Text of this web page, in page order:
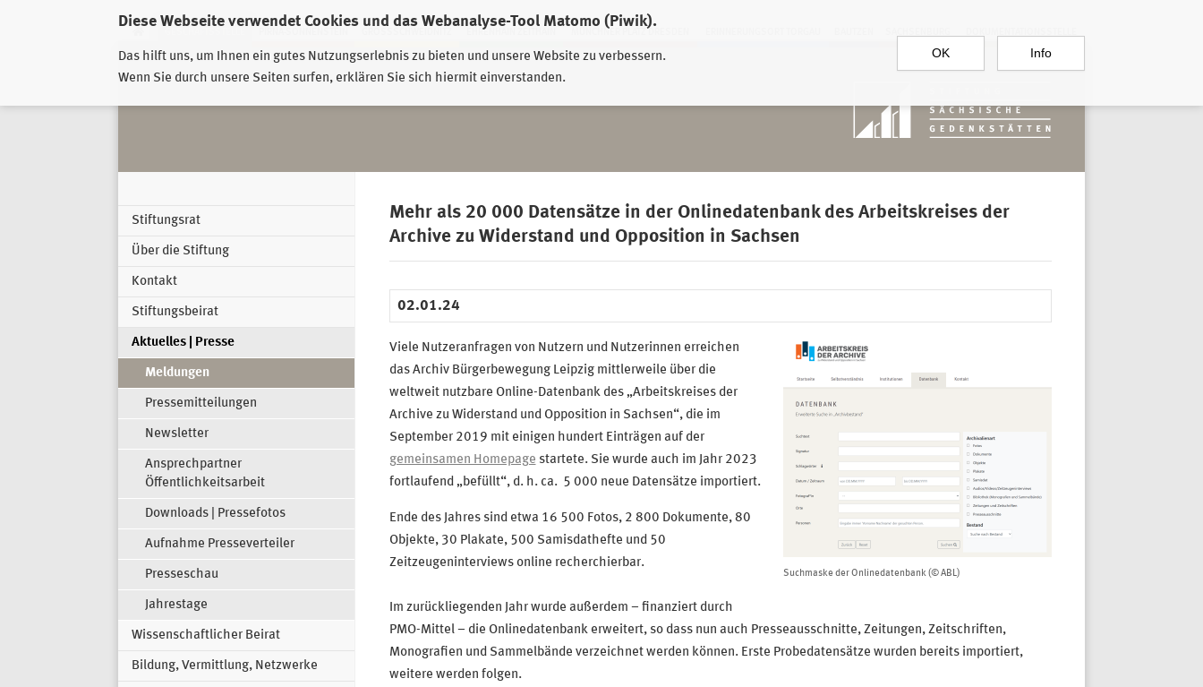
Diese Webseite verwendet Cookies und das Webanalyse-Tool Matomo (Piwik).
Das hilft uns, um Ihnen ein gutes Nutzungserlebnis zu bieten und unsere Website zu verbessern.
Wenn Sie durch unsere Seiten surfen, erklären Sie sich hiermit einverstanden.
OK Info
EHRENHAIN ZEITHAIN MÜNCHNER PLATZ DRESDEN
Stiftungsrat
Über die Stiftung
Kontakt
Stiftungsbeirat
Aktuelles | Presse
Meldungen
Pressemitteilungen
Newsletter
Ansprechpartner
Öffentlichkeitsarbeit
Downloads | Pressefotos
Aufnahme Presseverteiler
Presseschau
Jahrestage
Wissenschaftlicher Beirat
Bildung, Vermittlung, Netzwerke
Mehr als 20 000 Datensätze in der Onlinedatenbank des Arbeitskreises der
Archive zu Widerstand und Opposition in Sachsen
02.01.24
Suchmaske der Onlinedatenbank (© ABL)
Viele Nutzeranfragen von Nutzern und Nutzerinnen erreichen
das Archiv Bürgerbewegung Leipzig mittlerweile über die
weltweit nutzbare Online-Datenbank des „Arbeitskreises der
Archive zu Widerstand und Opposition in Sachsen“, die im
September 2019 mit einigen hundert Einträgen auf der
gemeinsamen Homepage startete. Sie wurde auch im Jahr 2023
fortlaufend „befüllt“, d. h. ca. 5 000 neue Datensätze importiert.
Ende des Jahres sind etwa 16 500 Fotos, 2 800 Dokumente, 80
Objekte, 30 Plakate, 500 Samisdathefte und 50
Zeitzeugeninterviews online recherchierbar.
Im zurückliegenden Jahr wurde außerdem – finanziert durch
PMO-Mittel – die Onlinedatenbank erweitert, so dass nun auch Presseausschnitte, Zeitungen, Zeitschriften,
Monografien und Sammelbände verzeichnet werden können. Erste Probedatensätze wurden bereits importiert,
weitere werden folgen.